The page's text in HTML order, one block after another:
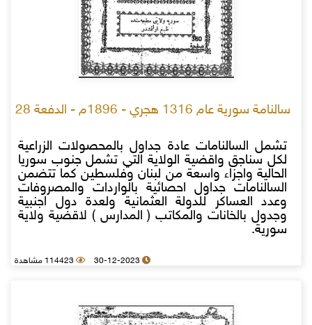
سالنامة سورية عام 1316 هجري - 1896م - الدفعة 28
تشمل السالنامات عادة جداول بالمحصولات الزراعية
لكل سناجق واقضية الولاية التي تشمل جنوب سوريا
الحالية واجزاء واسعة من لبنان وفلسطين كما تتضمن
السالنامات جداول احصائية بالواردات والمصروفات
وعدد العساكر للدولة العثمانية ولعدة دول اجنبية
وجدول بالخانات والمكاتب ( المدارس ) لاقضية ولاية
سورية.
30-12-2023 114423 مشاهدة